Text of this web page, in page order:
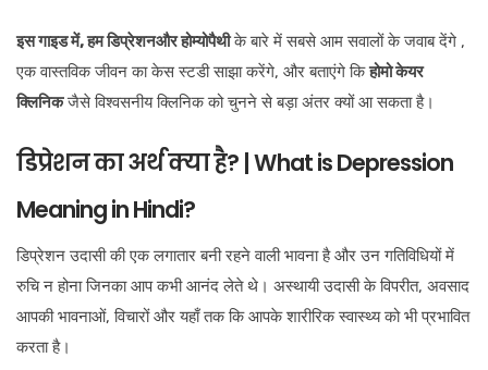
इस गाइड में, हम डिप्रेशनऔर होम्योपैथीके बारे में सबसे आम सवालों के जवाब देंगे ,
एक वास्तविक जीवन का केस स्टडी साझा करेंगे, और बताएंगे किहोमो केयर
क्लिनिकजैसे विश्वसनीय क्लिनिक को चुनने से बड़ा अंतर क्यों आ सकता है।
डिप्रेशन का अर्थ क्या है? | What is Depression
Meaning in Hindi?
डिप्रेशन उदासी की एक लगातार बनी रहने वाली भावना है और उन गतिविधियों में
रुचि न होना जिनका आप कभी आनंद लेते थे। अस्थायी उदासी के विपरीत, अवसाद
आपकी भावनाओं, विचारों और यहाँ तक कि आपके शारीरिक स्वास्थ्य को भी प्रभावित
करता है।